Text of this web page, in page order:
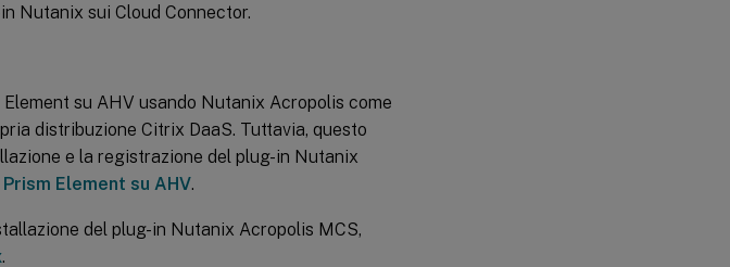
Nutanix sui Cloud Connector.
su AHV usando Nutanix Acropolis come
distribuzione Citrix DaaS. Tuttavia, questo
e la registrazione del plug-in Nutanix
Element su AHV.
del plug-in Nutanix Acropolis MCS,
.